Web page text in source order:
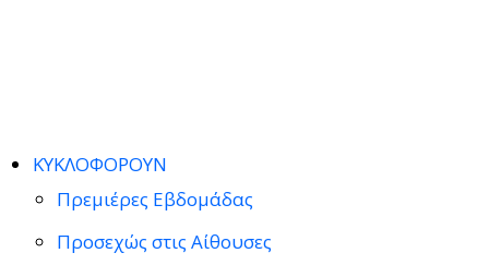
ΚΥΚΛΟΦΟΡΟΥΝ
Πρεμιέρες Εβδομάδας
Προσεχώς στις Αίθουσες